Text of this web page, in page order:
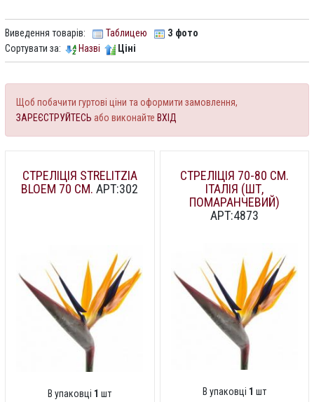
Виведення товарів: Таблицею
З фото
Сортувати за:
Назві Ціні
Щоб побачити гуртові ціни та оформити замовлення,
ЗАРЕЄСТРУЙТЕСЬ або виконайте ВХІД
СТРЕЛІЦІЯ STRELITZIA
BLOEM 70 СМ. АРТ:302
В упаковці 1 шт
СТРЕЛІЦІЯ 70-80 СМ.
ІТАЛІЯ (ШТ,
ПОМАРАНЧЕВИЙ)
АРТ:4873
В упаковці 1 шт